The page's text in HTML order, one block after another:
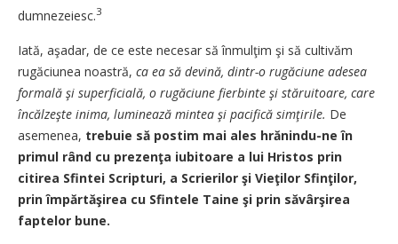
dumnezeiesc.3
Iată, aşadar, de ce este necesar să înmulţim şi să cultivăm
rugăciunea noastră, ca ea să devină, dintr-o rugăciune adesea
formală şi superficială, o rugăciune fierbinte şi stăruitoare, care
încălzeşte inima, luminează mintea şi pacifică simţirile. De
asemenea, trebuie să postim mai ales hrănindu-ne în
primul rând cu prezenţa iubitoare a lui Hristos prin
citirea Sfintei Scripturi, a Scrierilor şi Vieţilor Sfinţilor,
prin împărtăşirea cu Sfintele Taine şi prin săvârşirea
faptelor bune.